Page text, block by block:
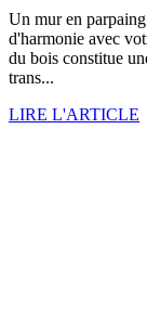
Un mur en
d'harmonie avec
du bois constitue
trans...
LIRE L'ARTICLE